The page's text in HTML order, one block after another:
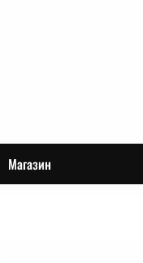
Магазин